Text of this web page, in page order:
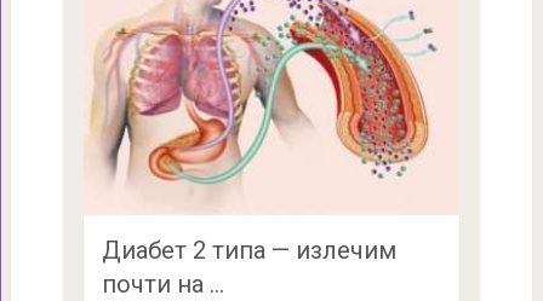
Диабет 2 типа — излечим
почти на …